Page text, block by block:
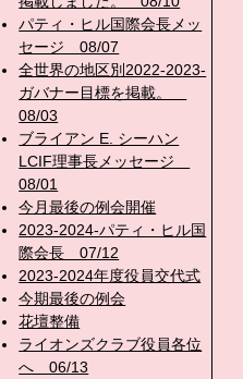
パティ・ヒル国際会長メッ
セージ 08/07
全世界の地区別2022-2023-
ガバナー目標を掲載。
08/03
ブライアン E. シーハン
LCIF理事長メッセージ
08/01
今月最後の例会開催
2023-2024-パティ・ヒル国
際会長 07/12
2023-2024年度役員交代式
今期最後の例会
花壇整備
ライオンズクラブ役員各位
へ 06/13